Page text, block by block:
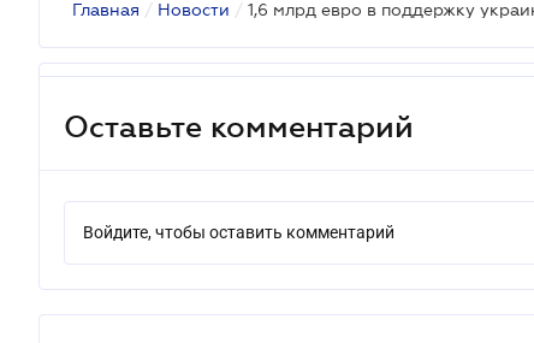
Главная / Новости /
Оставьте комментарий
Войдите, чтобы оставить комментарий